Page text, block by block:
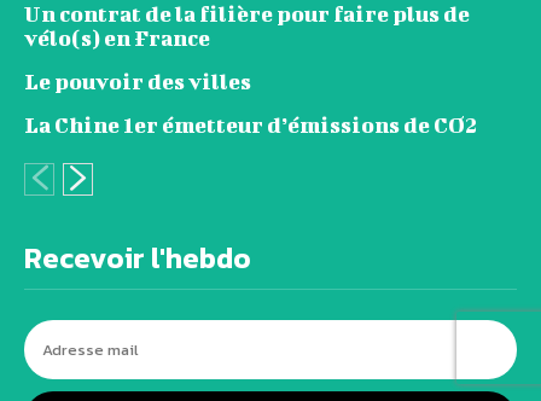
Un contrat de la filière pour faire plus de
vélo(s) en France
Le pouvoir des villes
La Chine 1er émetteur d’émissions de CO2
Recevoir l'hebdo